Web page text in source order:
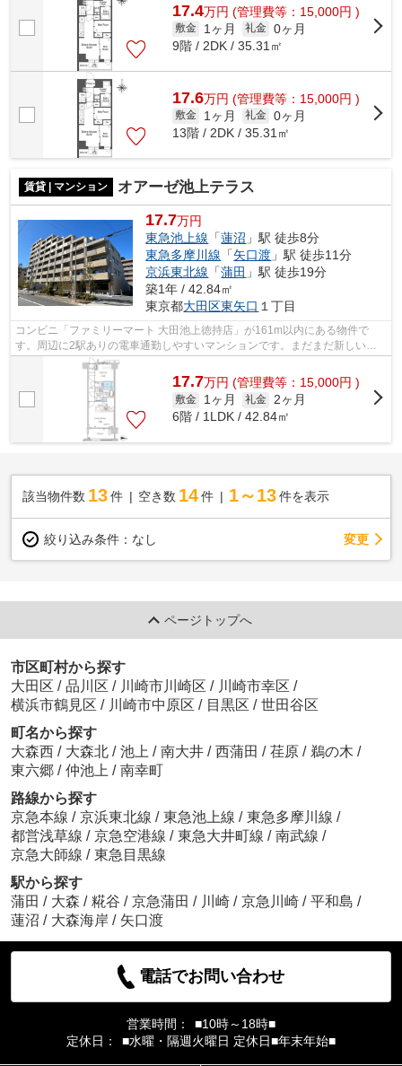
17.4万円 (管理費等：15,000円 )
敷金 1ヶ月 礼金 0ヶ月
9階 / 2DK / 35.31㎡
17.6万円 (管理費等：15,000円 )
敷金 1ヶ月 礼金 0ヶ月
13階 / 2DK / 35.31㎡
賃貸 | マンション オアーゼ池上テラス
17.7万円
東急池上線 「蓮沼 」駅 徒歩8分
東急多摩川線 「矢口渡 」駅 徒歩11分
京浜東北線 「蒲田 」駅 徒歩19分
築1年 / 42.84㎡
東京都大田区東矢口 １丁目
コンビニ「ファミリーマート 大田池上徳持店」が161m以内にある物件で
す。周辺に2駅ありの電車通勤しやすいマンションです。まだまだ新しい築
浅物件はこちらです。共用部には敷地内ご...
17.7万円 (管理費等：15,000円 )
敷金 1ヶ月 礼金 2ヶ月
6階 / 1LDK / 42.84㎡
該当物件数 13件 空き数 14 件 1～13 件を表示
絞り込み条件： なし 変更
ページトップへ
市区町村から探す
大田区 / 品川区 / 川崎市川崎区 / 川崎市幸区 /
横浜市鶴見区 / 川崎市中原区 / 目黒区 / 世田谷区
町名から探す
大森西 / 大森北 / 池上 / 南大井 / 西蒲田 / 荏原 / 鵜の木 /
東六郷 / 仲池上 / 南幸町
路線から探す
京急本線 / 京浜東北線 / 東急池上線 / 東急多摩川線 /
都営浅草線 / 京急空港線 / 東急大井町線 / 南武線 /
京急大師線 / 東急目黒線
駅から探す
蒲田 / 大森 / 糀谷 / 京急蒲田 / 川崎 / 京急川崎 / 平和島 /
蓮沼 / 大森海岸 / 矢口渡
電話でお問い合わせ
営業時間：
■10時～18時■
定休日：
■水曜・隔週火曜日 定休日■年末年始■